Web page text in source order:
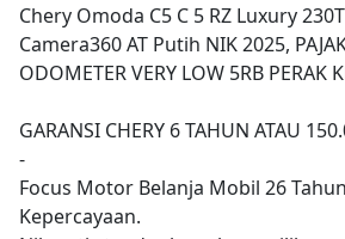
Chery Omoda C5 C 5 RZ Luxury
Camera360 AT Putih NIK 2025,
ODOMETER VERY LOW 5RB PERAK
GARANSI CHERY 6 TAHUN ATAU
-
Focus Motor Belanja Mobil 26
Kepercayaan.